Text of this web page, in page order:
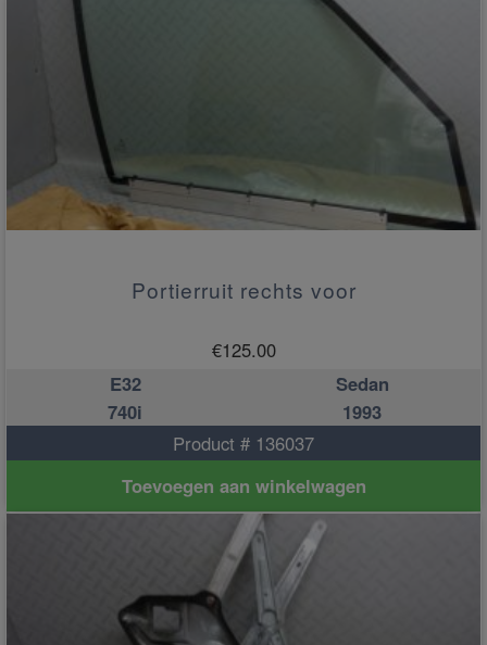
Portierruit rechts voor
€125.00
E32
Sedan
740i
1993
Product # 136037
Toevoegen aan winkelwagen